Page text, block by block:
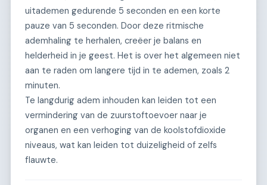
uitademen gedurende 5 seconden en een korte
pauze van 5 seconden. Door deze ritmische
ademhaling te herhalen, creëer je balans en
helderheid in je geest. Het is over het algemeen niet
aan te raden om langere tijd in te ademen, zoals 2
minuten.
Te langdurig adem inhouden kan leiden tot een
vermindering van de zuurstoftoevoer naar je
organen en een verhoging van de koolstofdioxide
niveaus, wat kan leiden tot duizeligheid of zelfs
flauwte.